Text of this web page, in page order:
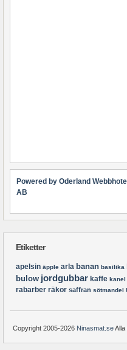
Powered by Oderland Webbhotell
AB
Etiketter
apelsin äpple arla banan basilika
bulow jordgubbar kaffe kanel
rabarber räkor saffran sötmandel
Copyright 2005-2026 Ninasmat.se